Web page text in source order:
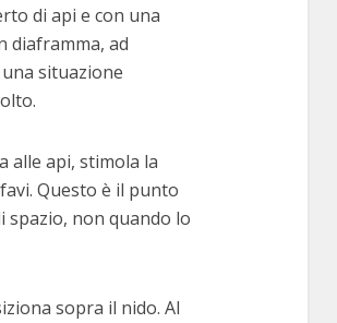
di api e con una
diaframma, ad
situazione
alle api, stimola la
Questo è il punto
spazio, non quando lo
sopra il nido. Al